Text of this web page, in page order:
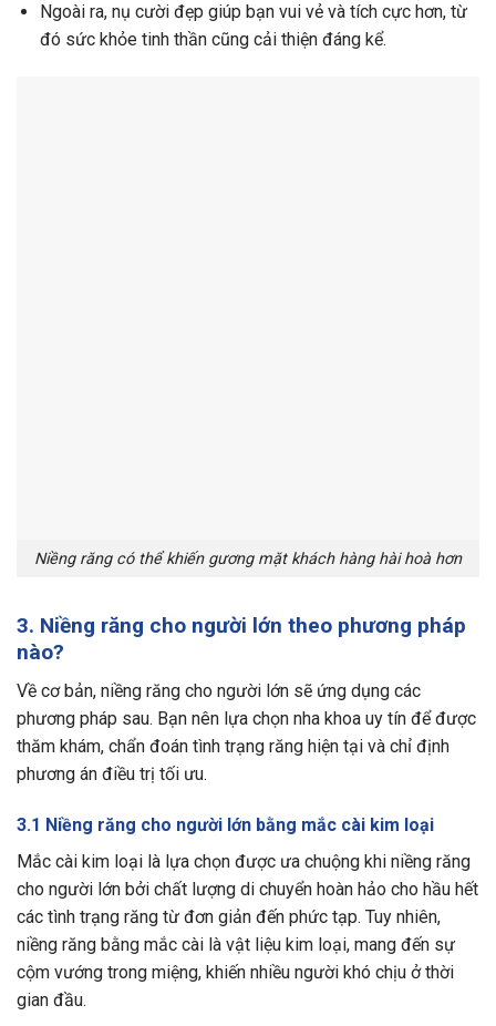
Ngoài ra, nụ cười đẹp giúp bạn vui vẻ và tích cực hơn, từ
đó sức khỏetinh thần cũng cải thiện đáng kể.
Niềng răng có thể khiến gương mặt khách hàng hài hoà hơn
3. Niềng răng cho người lớn theo phương pháp
nào?
Về cơ bản, niềng răng cho người lớn sẽ ứng dụng các
phương pháp sau. Bạn nên lựa chọn nha khoa uy tín để được
thăm khám, chẩn đoán tình trạng răng hiện tại và chỉ định
phương án điều trị tối ưu.
3.1 Niềng răng cho người lớn bằng mắc cài kim loại
Mắc cài kim loại là lựa chọn được ưa chuộng khi niềng răng
cho người lớn bởi chất lượng di chuyển hoàn hảo cho hầu hết
các tình trạng răng từ đơn giản đến phức tạp. Tuy nhiên,
niềng răng bằng mắc cài là vật liệu kim loại, mang đến sự
cộm vướng trong miệng, khiến nhiều người khó chịu ở thời
gian đầu.